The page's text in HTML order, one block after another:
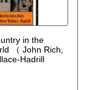
in the
（ John Rich,
Hadrill